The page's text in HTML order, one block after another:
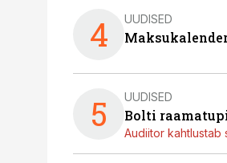
4 UUDISED
5 UUDISED
Bolti
Audiitor kahtlustab